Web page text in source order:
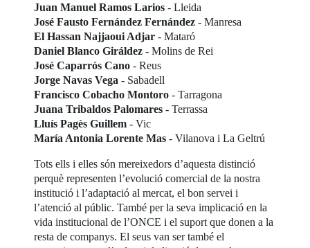
Juan Manuel Ramos Larios - Lleida
José Fausto Fernández Fernández - Manresa
El Hassan Najjaoui Adjar- Mataró
Daniel Blanco Giráldez- Molins de Rei
José Caparrós Cano - Reus
Jorge Navas Vega - Sabadell
Francisco Cobacho Montoro- Tarragona
Juana Tribaldos Palomares - Terrassa
Lluís Pagès Guillem - Vic
María Antonia Lorente Mas - Vilanova i La Geltrú
Tots ells i elles són mereixedors d’aquesta distinció
perquè representen l’evolució comercial de la nostra
institució i l’adaptació al mercat, el bon servei i
l’atenció al públic. També per la seva implicació en la
vida institucional de l’ONCE i el suport que donen a la
resta de companys. El seus van ser també el